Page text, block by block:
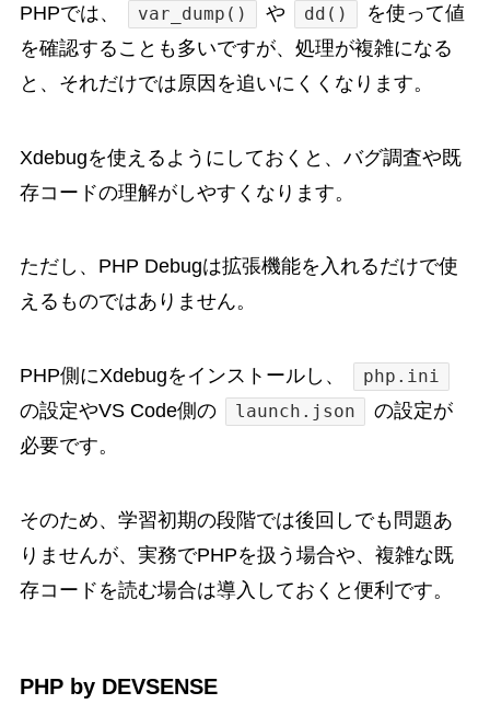
PHPでは、 var_dump() や dd()
を使って値
を確認することも多いですが、処理が複雑になる
と、それだけでは原因を追いにくくなります。
Xdebugを使えるようにしておくと、バグ調査や既
存コードの理解がしやすくなります。
ただし、PHP Debugは拡張機能を入れるだけで使
えるものではありません。
PHP側にXdebugをインストールし、 php.ini
の設定やVS Code側の launch.json
の設定が
必要です。
そのため、学習初期の段階では後回しでも問題あ
りませんが、実務でPHPを扱う場合や、複雑な既
存コードを読む場合は導入しておくと便利です。
PHP by DEVSENSE